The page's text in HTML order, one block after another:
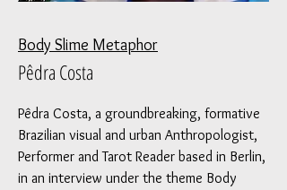
Body Slime Metaphor
Pêdra Costa
Pêdra Costa, a groundbreaking, formative
Brazilian visual and urban Anthropologist,
Performer and Tarot Reader based in Berlin,
in an interview under the theme Body